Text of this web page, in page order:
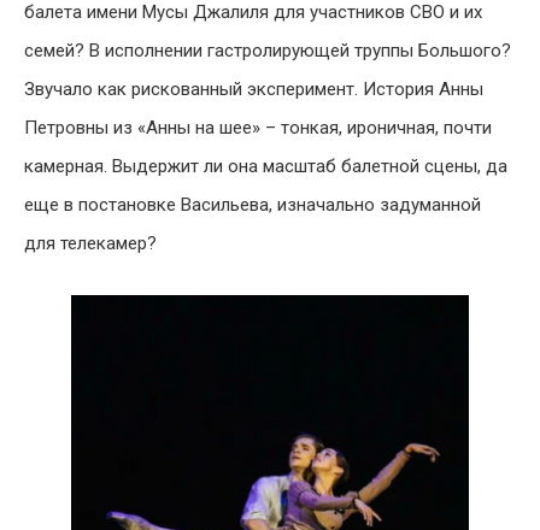
балета имени Мусы Джалиля для участников СВО и их
семей? В исполнении гастролирующей труппы Большого?
Звучало как рискованный эксперимент. История Анны
Петровны из «Анны на шее» – тонкая, ироничная, почти
камерная. Выдержит ли она масштаб балетной сцены, да
еще в постановке Васильева, изначально задуманной
для телекамер?